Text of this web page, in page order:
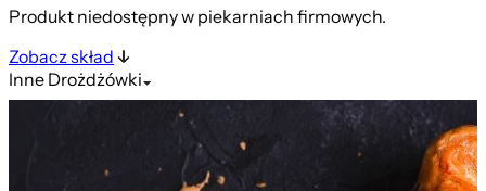
Produkt niedostępny w piekarniach firmowych.
Zobacz skład
InneDrożdżówki